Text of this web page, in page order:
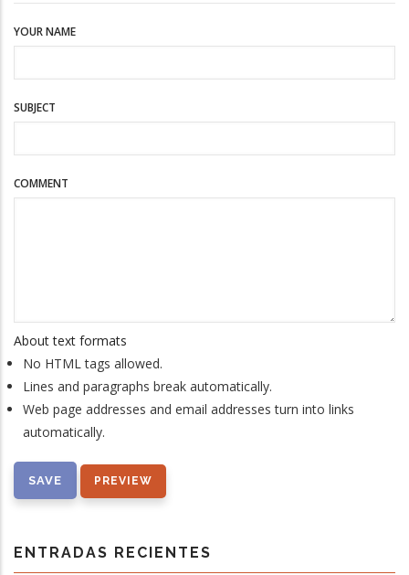
YOUR NAME
SUBJECT
COMMENT
About text formats
No HTML tags allowed.
Lines and paragraphs break automatically.
Web page addresses and email addresses turn into links
automatically.
ENTRADAS RECIENTES